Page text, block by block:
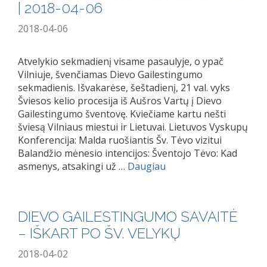
| 2018-04-06
2018-04-06
Atvelykio sekmadienį visame pasaulyje, o ypač
Vilniuje, švenčiamas Dievo Gailestingumo
sekmadienis. Išvakarėse, šeštadienį, 21 val. vyks
Šviesos kelio procesija iš Aušros Vartų į Dievo
Gailestingumo šventovę. Kviečiame kartu nešti
šviesą Vilniaus miestui ir Lietuvai. Lietuvos Vyskupų
Konferencija: Malda ruošiantis Šv. Tėvo vizitui
Balandžio mėnesio intencijos: Šventojo Tėvo: Kad
asmenys, atsakingi už … Daugiau
DIEVO GAILESTINGUMO SAVAITĖ
– IŠKART PO ŠV. VELYKŲ
2018-04-02